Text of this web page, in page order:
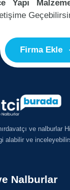
Yapı
Firma Ekle
ve nalburlar
alabilir ve
Nalburlar